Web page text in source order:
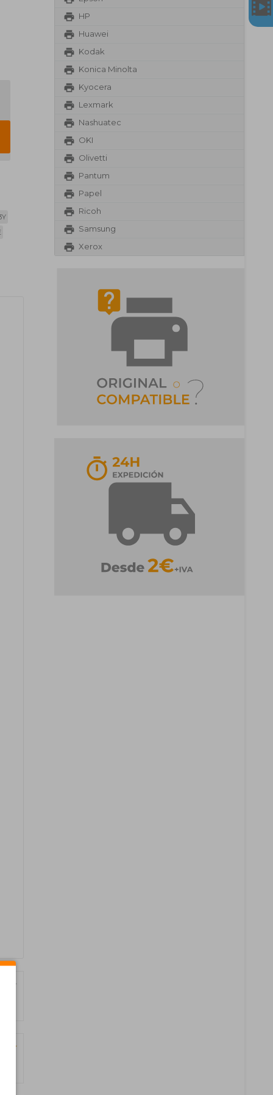
HP
Huawei
Kodak
Konica Minolta
Kyocera
Lexmark
Nashuatec
OKI
Olivetti
Pantum
Papel
Ricoh
Samsung
Xerox